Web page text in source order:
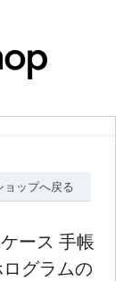
ョップへ戻る
ース 手帳
グラムの